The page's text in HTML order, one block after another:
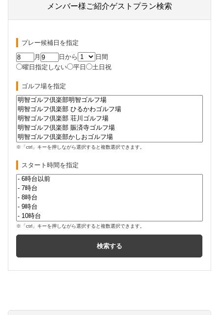
メンバー様ご紹介ゲストプラン検索
プレー候補日を指定
月
日から
日間
曜日指定しない
平日 土日祝
ゴルフ場を指定
※「ctrl」キーを押しながら選択すると複数選択できます。
スタート時間を指定
※「ctrl」キーを押しながら選択すると複数選択できます。